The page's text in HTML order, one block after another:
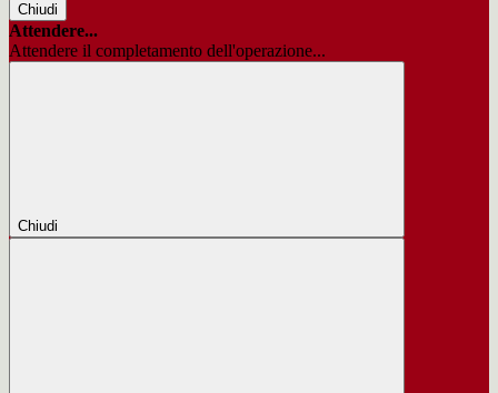
Chiudi
Attendere...
Attendere il completamento dell'operazione...
Chiudi